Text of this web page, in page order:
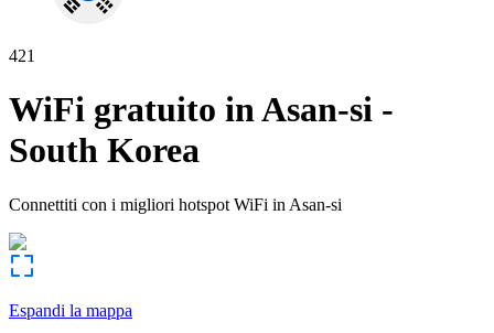
421
WiFi gratuito inAsan-si -
South Korea
Connettiti con i migliori hotspot WiFi in Asan-si
Espandi la mappa